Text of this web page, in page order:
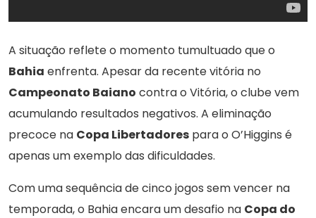
A situação reflete o momento tumultuado que o
Bahia enfrenta. Apesar da recente vitória no
Campeonato Baiano contra o Vitória, o clube vem
acumulando resultados negativos. A eliminação
precoce na Copa Libertadores para o O’Higgins é
apenas um exemplo das dificuldades.
Com uma sequência de cinco jogos sem vencer na
temporada, o Bahia encara um desafio na Copa do